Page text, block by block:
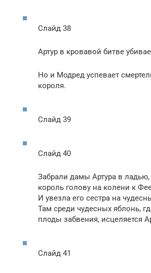
Слайд 38
Артур в кровавой битве
Но и Модред успевает
короля.
Слайд 39
Слайд 40
Забрали дамы Артура в
король голову на колени к
И увезла его сестра на
Там среди чудесных яблонь,
плоды забвения, исцеляется
Слайд 41